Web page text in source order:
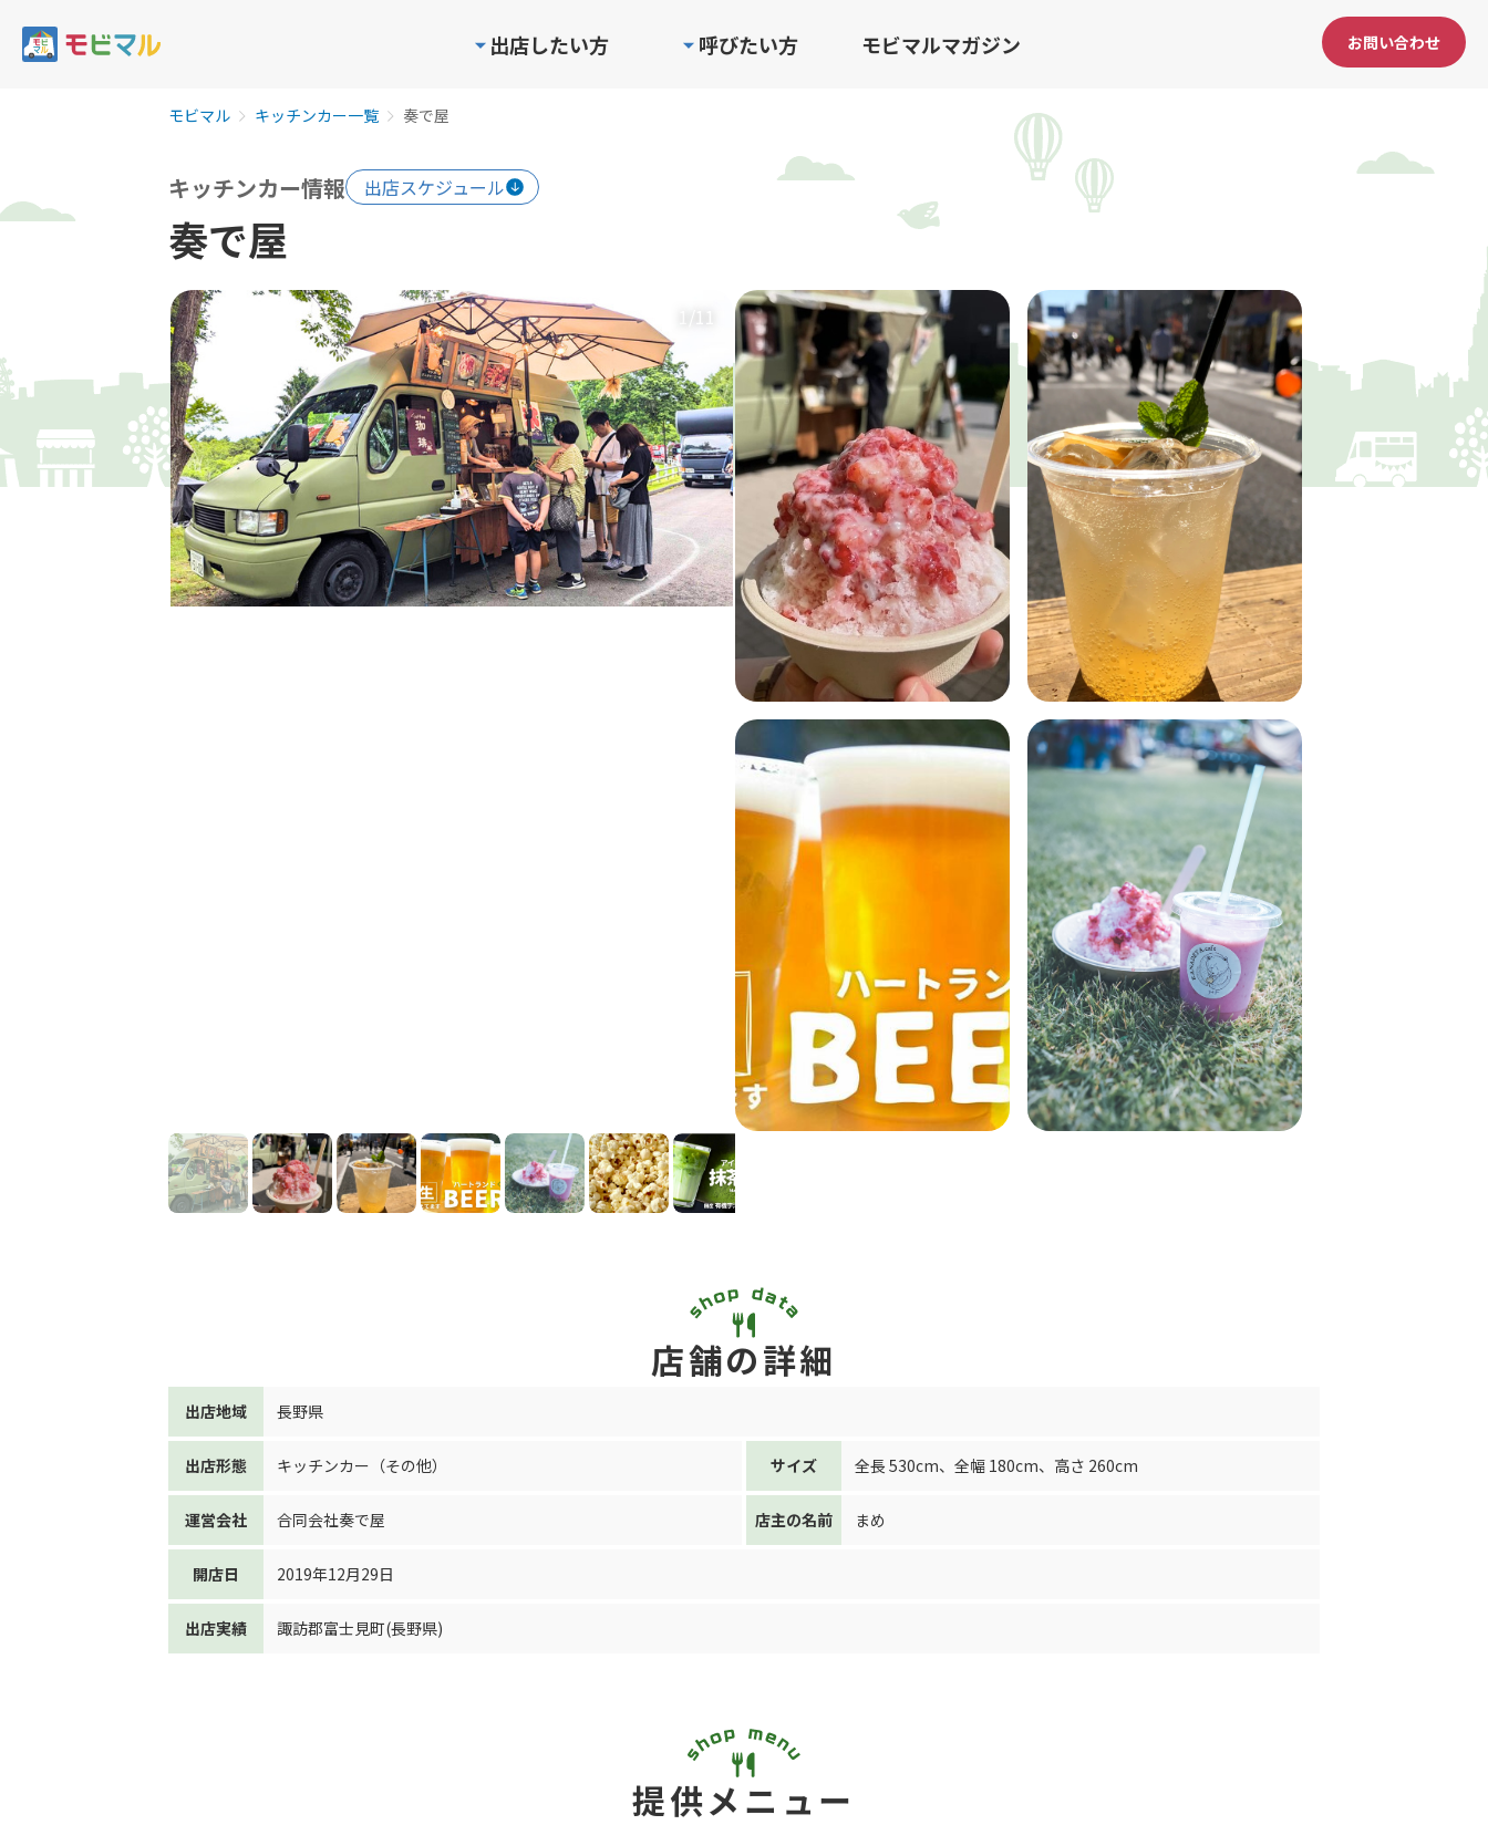
出店したい方 呼びたい方 モビマルマガジン お問い合わせ
モビマル キッチンカー一覧 奏で屋
キッチンカー情報 出店スケジュール
奏で屋
/11
店舗の詳細
出店地域 長野県
出店形態 キッチンカー（その他） サイズ 全長 530cm、 全幅 180cm、 高さ 260cm
運営会社 合同会社奏で屋 店主の名前 まめ
開店日 2019年12月29日
出店実績 諏訪郡富士見町(長野県)
提供メニュー